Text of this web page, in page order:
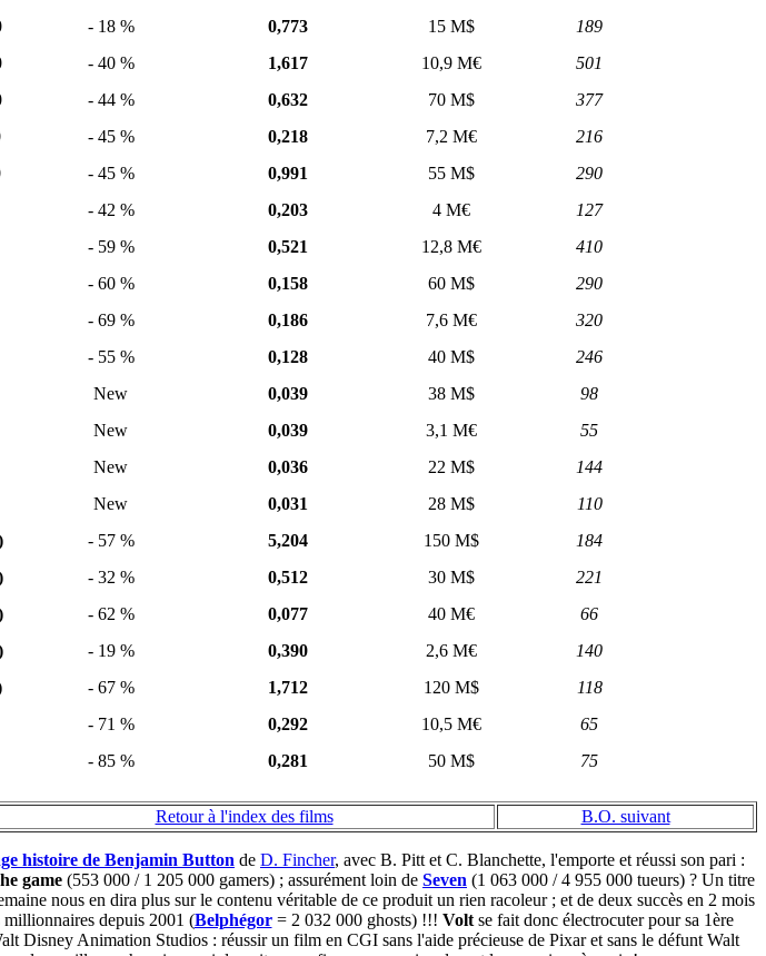
- 18 % 0,773 15 M$
189
- 40 % 1,617 10,9 M€
501
- 44 % 0,632 70 M$
377
- 45 % 0,218 7,2 M€
216
- 45 % 0,991 55 M$
290
- 42 % 0,203 4 M€
127
- 59 % 0,521 12,8 M€
410
- 60 % 0,158 60 M$
290
- 69 % 0,186 7,6 M€
320
- 55 % 0,128 40 M$
246
New 0,039 38 M$
98
New 0,039 3,1 M€
55
New 0,036 22 M$
144
New 0,031 28 M$
110
- 57 % 5,204 150 M$
184
- 32 % 0,512 30 M$
221
- 62 % 0,077 40 M€
66
- 19 % 0,390 2,6 M€
140
- 67 % 1,712 120 M$
118
- 71 % 0,292 10,5 M€
65
- 85 % 0,281 50 M$ 75
Retour à l'index des films B.O. suivant
histoire de Benjamin Button de D. Fincher, avec B. Pitt et C. Blanchette, l'emporte et réussi son pari :
game (553 000 / 1 205 000 gamers) ; assurément loin de Seven (1 063 000 / 4 955 000 tueurs) ? Un titre
nous en dira plus sur le contenu véritable de ce produit un rien racoleur ; et de deux succès en 2 mois
depuis 2001 (Belphégor= 2 032 000 ghosts) !!! Voltse fait donc électrocuter pour sa 1ère
Disney Animation Studios : réussir un film en CGI sans l'aide précieuse de Pixar et sans le défunt Walt